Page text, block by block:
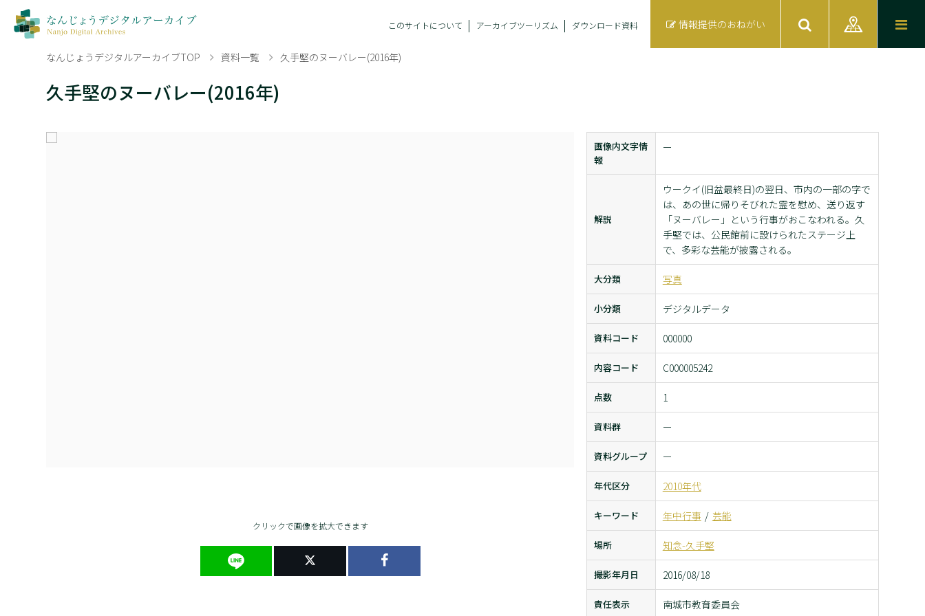
このサイトについて アーカイブツーリズム ダウンロード資料 情報提供のおねがい
なんじょうデジタルアーカイブTOP 資料一覧 久手堅のヌーバレー(2016年)
久手堅のヌーバレー(2016年)
クリックで画像を拡大できます
画像内文字情
報
ー
解説
ウークイ(旧盆最終日)の翌日、市内の一部の字で
は、あの世に帰りそびれた霊を慰め、送り返す
「ヌーバレー」という行事がおこなわれる。久
手堅では、公民館前に設けられたステージ上
で、多彩な芸能が披露される。
大分類 写真
小分類 デジタルデータ
資料コード 000000
内容コード C000005242
点数 1
資料群 ー
資料グループ ー
年代区分 2010年代
キーワード 年中行事 芸能
場所 知念-久手堅
撮影年月日 2016/08/18
責任表示 南城市教育委員会